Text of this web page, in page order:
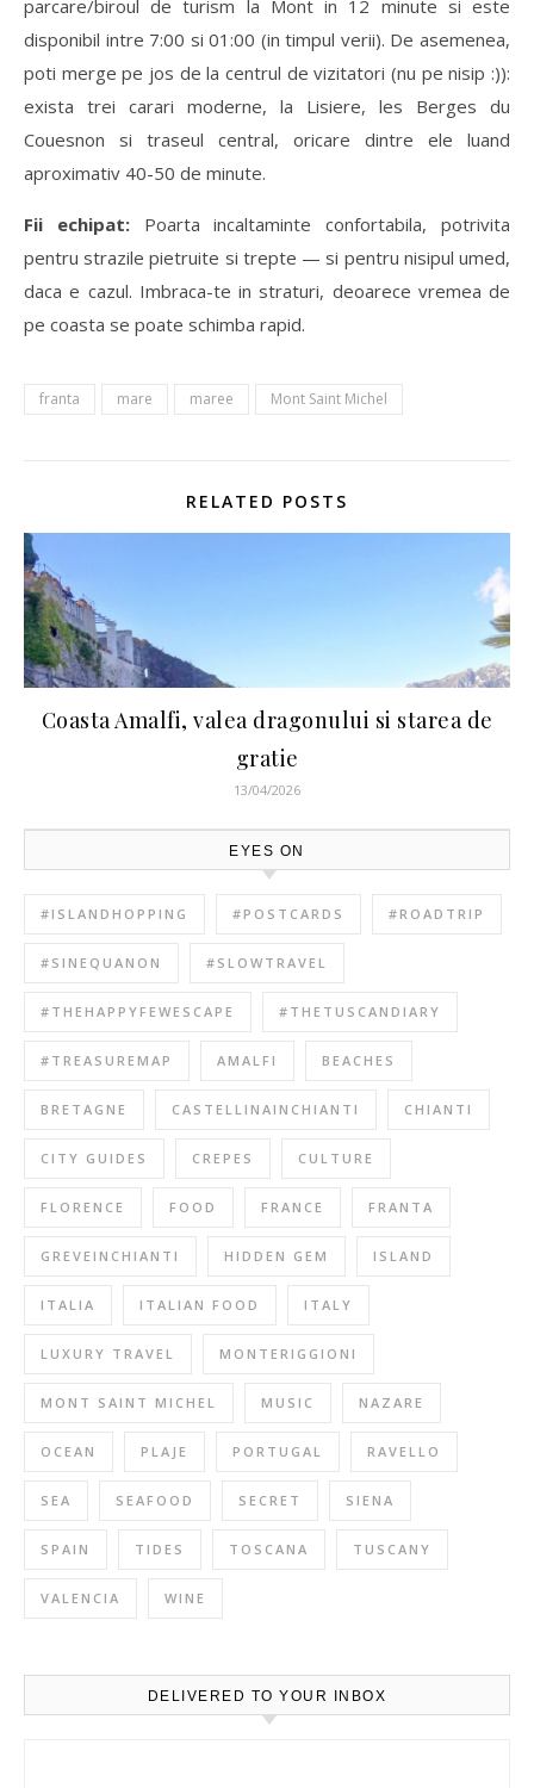
parcare/biroul de turism la Mont in 12 minute si este
disponibil intre 7:00 si 01:00 (in timpul verii). De asemenea,
poti merge pe jos de la centrul de vizitatori (nu pe nisip :)):
exista trei carari moderne, la Lisiere, les Berges du
Couesnon si traseul central, oricare dintre ele luand
aproximativ 40-50 de minute.
Fii echipat:Poarta incaltaminte confortabila, potrivita
pentru strazile pietruite si trepte — si pentru nisipul umed,
daca e cazul. Imbraca-te in straturi, deoarece vremea de
pe coasta se poate schimba rapid.
franta mare maree Mont Saint Michel
RELATED POSTS
Coasta Amalfi, valea dragonului si starea de
gratie
13/04/2026
EYES ON
#ISLANDHOPPING #POSTCARDS #ROADTRIP
#SINEQUANON #SLOWTRAVEL
#THEHAPPYFEWESCAPE #THETUSCANDIARY
#TREASUREMAP AMALFI BEACHES
BRETAGNE CASTELLINAINCHIANTI CHIANTI
CITY GUIDES CREPES CULTURE
FLORENCE FOOD FRANCE FRANTA
GREVEINCHIANTI HIDDEN GEM ISLAND
ITALIA ITALIAN FOOD ITALY
LUXURY TRAVEL MONTERIGGIONI
MONT SAINT MICHEL MUSIC NAZARE
OCEAN PLAJE PORTUGAL RAVELLO
SEA SEAFOOD SECRET SIENA
SPAIN TIDES TOSCANA TUSCANY
VALENCIA WINE
DELIVERED TO YOUR INBOX